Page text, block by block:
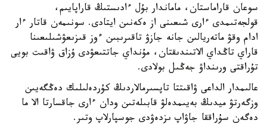
سوعان قاراماستان، ماماندار بۇل ءادىستىڭ قاراپايىم،
قولجەتىمدى ءارى شىعىنى از ەكەنىن ايتادى. سونىمەن قاتار ءار
ادام وقۋ ماتەريالىن جانە جازۋ تاقىرىبىن ءوز قىزىعۋشىلىعىنا
قاراي تاڭداي الاتىندىقتان، مۇنداي جاتتىعۋدى ۇزاق ۋاقىت بويى
تۇراقتى ورىنداۋ جەڭىل بولادى.
عالىمدار الداعى ۋاقىتتا تاپسىرمالاردىڭ كۇردەلىلىك دەڭگەيىن
وزگەرتۋ ميدىڭ بەيىمدەلۋ قابىلەتىن ودان ءارى جاقسارتا الا ما
دەگەن سۇراققا جاۋاپ ىزدەۋدى جوسپارلاپ وتىر.